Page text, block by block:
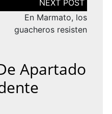
En Marmato, los
guacheros resisten
Apartado